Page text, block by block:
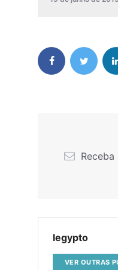
legypto
VER OUTRAS